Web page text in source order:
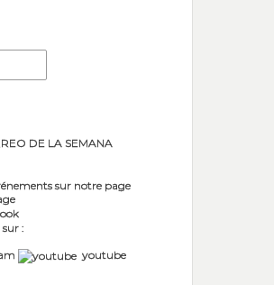
DE LA SEMANA
sur notre page
:
youtube